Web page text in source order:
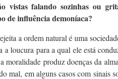
vistas falando sozinhas ou
de influência demoníaca?
a ordem natural é uma
loucura para a qual ele está
moralidade produz doenças da
mal, em alguns casos com sinais